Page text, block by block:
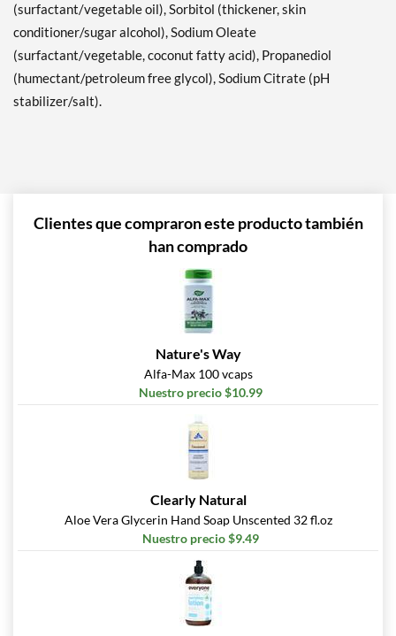
(surfactant/vegetable oil), Sorbitol (thickener, skin
conditioner/sugar alcohol), Sodium Oleate
(surfactant/vegetable, coconut fatty acid), Propanediol
(humectant/petroleum free glycol), Sodium Citrate (pH
stabilizer/salt).
Clientes que compraron este producto también
han comprado
Nature's Way
Alfa-Max 100 vcaps
Nuestro precio $10.99
Clearly Natural
Aloe Vera Glycerin Hand Soap Unscented 32 fl.oz
Nuestro precio $9.49